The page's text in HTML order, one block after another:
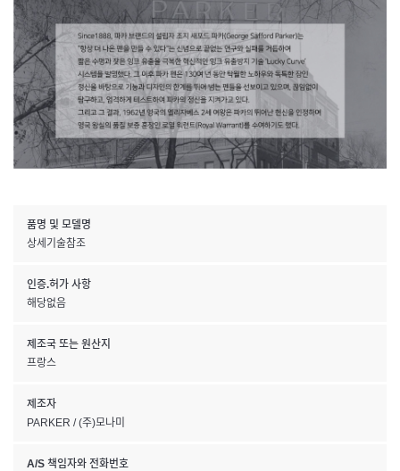
품명 및 모델명
상세기술참조
인증.허가 사항
해당없음
제조국 또는 원산지
프랑스
제조자
PARKER / (주)모나미
A/S 책임자와 전화번호